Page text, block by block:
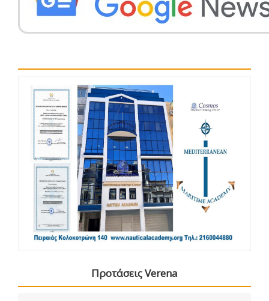
Προτάσεις Verena